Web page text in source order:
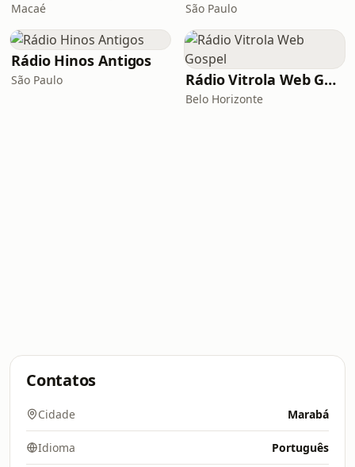
Macaé São Paulo
Rádio Hinos Antigos
São Paulo Rádio Vitrola Web Gospel
Belo Horizonte
Contatos
Cidade Marabá
Idioma Português